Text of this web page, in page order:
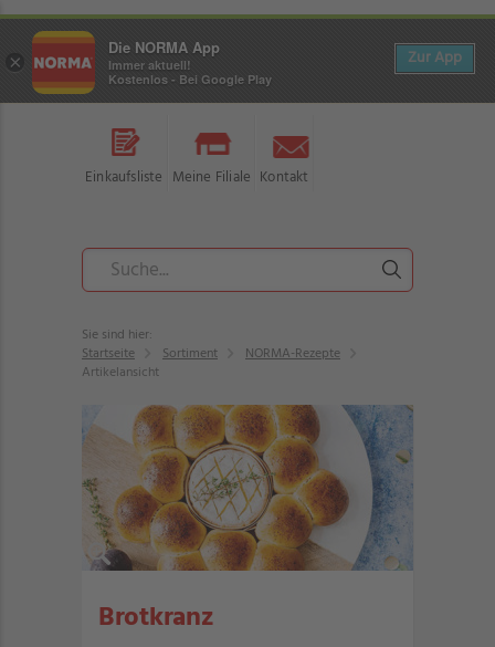
Einkaufsliste Meine Filiale Kontakt
Sie sind hier:
Startseite
Sortiment
NORMA-Rezepte
Artikelansicht
Brotkranz
×
Die NORMA App
Immer aktuell!
Kostenlos - Bei Google Play
Zur App